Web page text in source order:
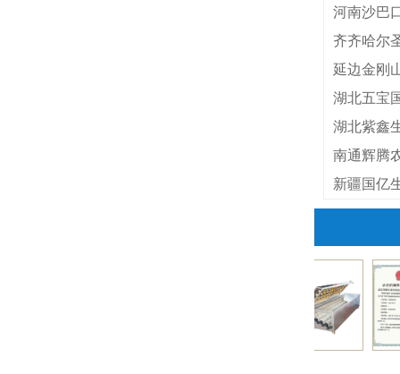
河南沙巴
齐齐哈尔
延边金刚
湖北五宝
湖北紫鑫
南通辉腾
新疆国亿